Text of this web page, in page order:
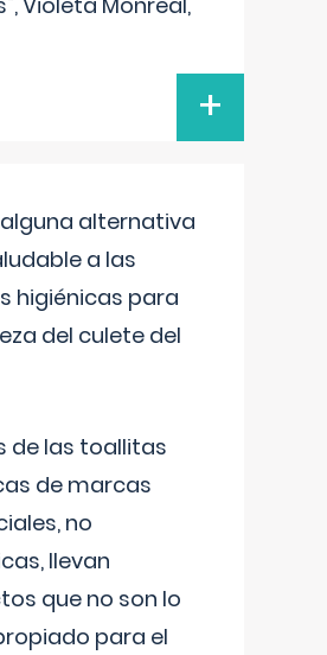
+
alguna alternativa
a las
higiénicas para
del culete del
de las toallitas
de marcas
no
llevan
que no son lo
para el